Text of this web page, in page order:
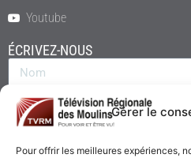
Gérer le
Pour offrir les meilleures expériences,
Youtube
ÉCRIVEZ-NOUS